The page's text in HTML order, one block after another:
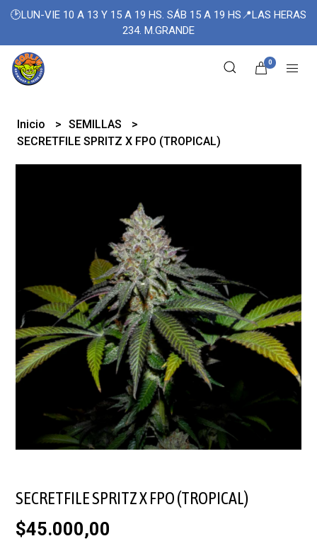
🕑LUN-VIE 10 A 13 Y 15 A 19 HS. SÁB 15 A 19 HS📍LAS HERAS
234. M.GRANDE
0
Inicio
SEMILLAS
SECRETFILE SPRITZ X FPO (TROPICAL)
SECRETFILE SPRITZ X FPO (TROPICAL)
$45.000,00